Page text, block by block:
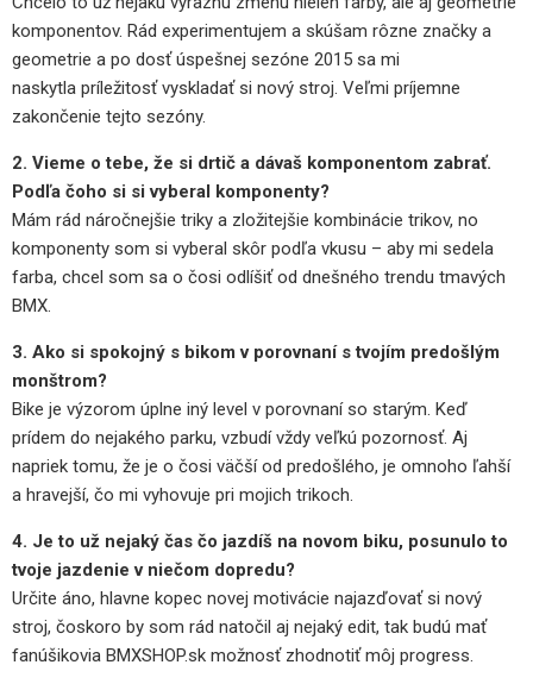
komponentov. Rád experimentujem a skúšam rôzne značky a
geometrie a po dosť úspešnej sezóne 2015 sa mi
naskytla príležitosť vyskladať si nový stroj. Veľmi príjemne
zakončenie tejto sezóny.
2. Vieme o tebe, že si drtič a dávaš komponentom zabrať.
Podľa čoho si si vyberal komponenty?
Mám rád náročnejšie triky a zložitejšie kombinácie trikov, no
komponenty som si vyberal skôr podľa vkusu – aby mi sedela
farba, chcel som sa o čosi odlíšiť od dnešného trendu tmavých
BMX.
3. Ako si spokojný s bikom v porovnaní s tvojím predošlým
monštrom?
Bike je výzorom úplne iný level v porovnaní so starým. Keď
prídem do nejakého parku, vzbudí vždy veľkú pozornosť. Aj
napriek tomu, že je o čosi väčší od predošlého, je omnoho ľahší
a hravejší, čo mi vyhovuje pri mojich trikoch.
4. Je to už nejaký čas čo jazdíš na novom biku, posunulo to
tvoje jazdenie v niečom dopredu?
Určite áno, hlavne kopec novej motivácie najazďovať si nový
stroj, čoskoro by som rád natočil aj nejaký edit, tak budú mať
fanúšikovia BMXSHOP.sk možnosť zhodnotiť môj progress.